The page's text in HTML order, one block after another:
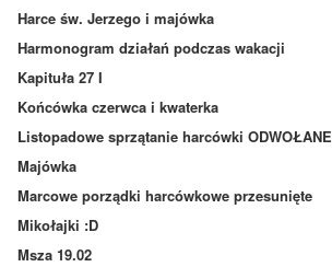
Harce św. Jerzego i majówka
Harmonogram działań podczas wakacji
Kapituła 27 I
Końcówka czerwca i kwaterka
Listopadowe sprzątanie harcówki ODWOŁANE
Majówka
Marcowe porządki harcówkowe przesunięte
Mikołajki :D
Msza 19.02